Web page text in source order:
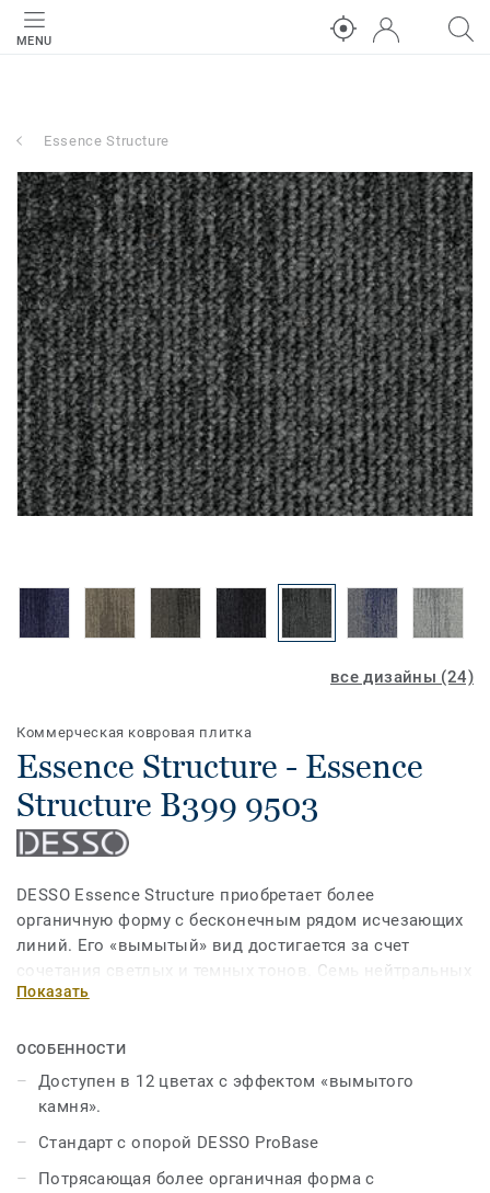
MENU
Essence Structure
все дизайны (24)
Коммерческая ковровая плитка
Essence Structure - Essence
Structure B399 9503
DESSO Essence Structure приобретает более
органичную форму с бесконечным рядом исчезающих
линий. Его «вымытый» вид достигается за счет
сочетания светлых и темных тонов. Семь нейтральных
оттенков, в том числе бежевый и серый, создают
вариантов — синий, бирюзовый, темно-оранжевый,
ярко-оранжевый и зеленый — создают эффектный
эффектный пол. Каждый из 12 цветов DESSO Essence
Essence, DESSO Essence Stripe и DESSO Essence Maze
для бесконечного количества результатов.
Показать
ОСОБЕННОСТИ
Доступен в 12 цветах с эффектом «вымытого
камня».
Стандарт с опорой DESSO ProBase
Потрясающая более органичная форма с